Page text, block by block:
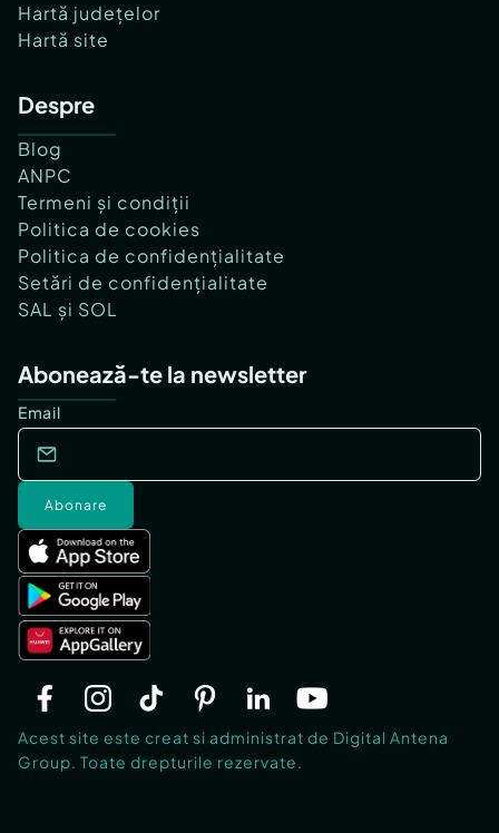
Hartă județelor
Hartă site
Despre
Blog
ANPC
Termeni și condiții
Politica de cookies
Politica de confidențialitate
Setări de confidențialitate
SAL și SOL
Abonează-te la newsletter
Email
Abonare
Acest site este creat si administrat de Digital Antena
Group. Toate drepturile rezervate.